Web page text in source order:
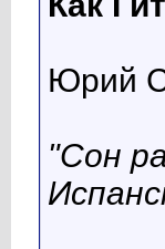
Юрий
"Сон